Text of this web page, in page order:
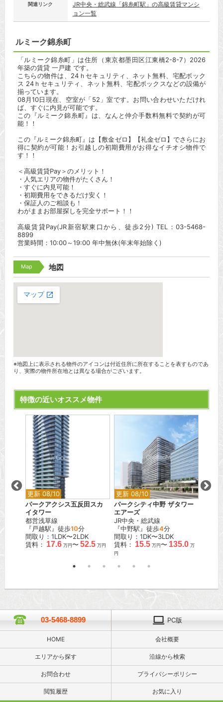
関連リンク
JR中央・総武線「錦糸町駅」の高級賃貸マンシ
ョン一覧
ルミーク錦糸町
「ルミーク錦糸町」は住所（東京都墨田区江東橋2-8-7）2026
年築の賃貸 一戸建 です。
こちらの物件は、24ｈセキュリティ、ネット無料、宅配ボック
ス 24ｈセキュリティ、ネット無料、宅配ボックスなどの設備が
揃っています。
08月10日現在、空室が「52」室です。お問い合わせいただけれ
ば、すぐに内見が可能です。
この『ルミーク錦糸町』は、なんと仲介手数料無料で契約が可
能！！
この『ルミーク錦糸町』は【敷金ゼロ】【礼金ゼロ】でさらにお
得に契約が可能！お引越しの初期費用がお得なイチオシ物件で
す！！
＜高級賃貸Pay＞のメリット！
・人気エリアの物件がたくさん！
・すぐに内見可能！
・初期費用をできるだけ安く！
・保証人のご相談も！
わがままお部屋探しを完全サポート！！
高級賃貸Pay(JR新宿駅東口から、徒歩2分) TEL：03-5468-
8899
営業時間：10:00～19:00 年中無休(年末年始除く)
Map 地図
※地図上に表示される物件のアイコンは付近住所に所在することを表すものであ
り、実際の物件所在地とは異なる場合がございます。
特徴の近いオススメ物件
更新 08/10
パークアクシス五反田スカ
イタワー
都営浅草線
『戸越駅』徒歩10分
間取り：1LDK〜2LDK
賃料： 17.6 万円〜 52.5 万円
更新 08/10
パークシティ中野 ザタワー
エアーズ
JR中央・総武線
『中野駅』徒歩4分
間取り：1DK〜3LDK
賃料： 15.5 万円〜 135.0 万
円
更新
03-5468-8899 PC版
HOME 会社概要
エリアから探す 沿線から検索
お問合わせ プライバシーポリシー
閲覧履歴 お気に入り